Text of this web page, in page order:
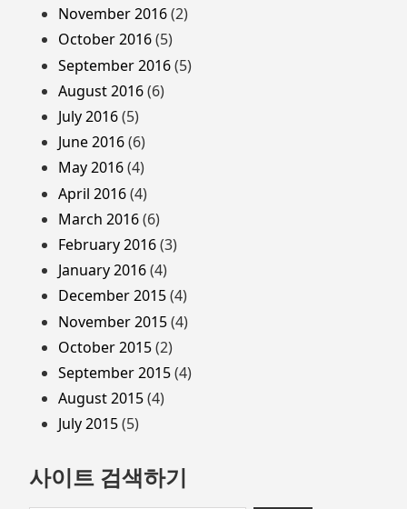
November 2016(2)
October 2016(5)
September 2016(5)
August 2016(6)
July 2016(5)
June 2016(6)
May 2016(4)
April 2016(4)
March 2016(6)
February 2016(3)
January 2016(4)
December 2015(4)
November 2015(4)
October 2015(2)
September 2015(4)
August 2015(4)
July 2015(5)
사이트 검색하기